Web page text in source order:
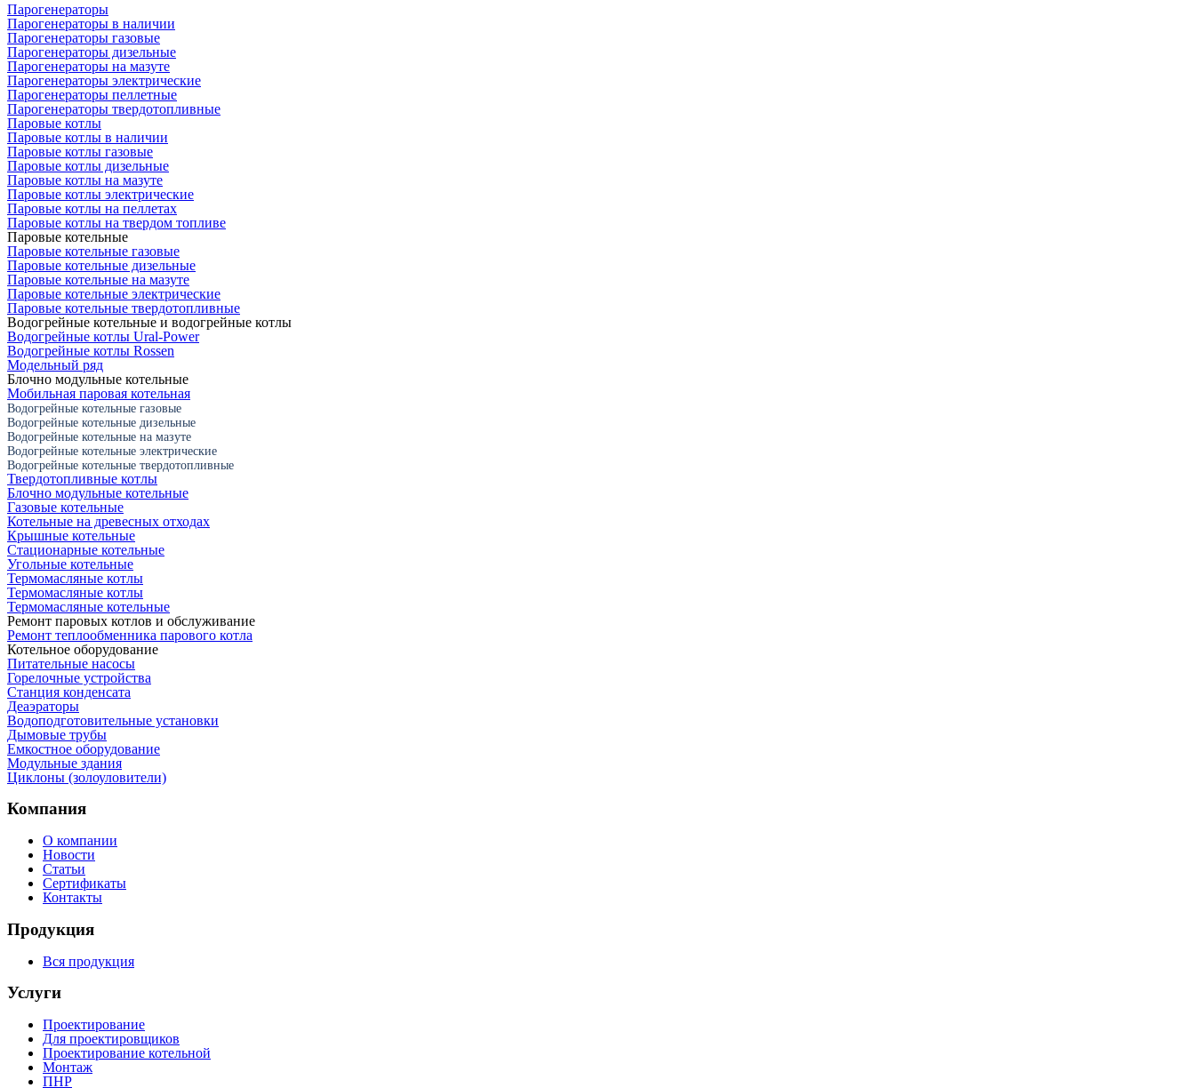
Парогенераторы
Парогенераторы в наличии
Парогенераторы газовые
Парогенераторы дизельные
Парогенераторы на мазуте
Парогенераторы электрические
Парогенераторы пеллетные
Парогенераторы твердотопливные
Паровые котлы
Паровые котлы в наличии
Паровые котлы газовые
Паровые котлы дизельные
Паровые котлы на мазуте
Паровые котлы электрические
Паровые котлы на пеллетах
Паровые котлы на твердом топливе
Паровые котельные
Паровые котельные газовые
Паровые котельные дизельные
Паровые котельные на мазуте
Паровые котельные электрические
Паровые котельные твердотопливные
Водогрейные котельные и водогрейные котлы
Водогрейные котлы Ural-Power
Водогрейные котлы Rossen
Модельный ряд
Блочно модульные котельные
Мобильная паровая котельная
Водогрейные котельные газовые
Водогрейные котельные дизельные
Водогрейные котельные на мазуте
Водогрейные котельные электрические
Водогрейные котельные твердотопливные
Твердотопливные котлы
Блочно модульные котельные
Газовые котельные
Котельные на древесных отходах
Крышные котельные
Стационарные котельные
Угольные котельные
Термомасляные котлы
Термомасляные котлы
Термомасляные котельные
Ремонт паровых котлов и обслуживание
Ремонт теплообменника парового котла
Котельное оборудование
Питательные насосы
Горелочные устройства
Станция конденсата
Деаэраторы
Водоподготовительные установки
Дымовые трубы
Емкостное оборудование
Mодульные здания
Циклоны (золоуловители)
Компания
О компании
Новости
Статьи
Сертификаты
Контакты
Продукция
Вся продукция
Услуги
Проектирование
Для проектировщиков
Проектирование котельной
Монтаж
ПНР